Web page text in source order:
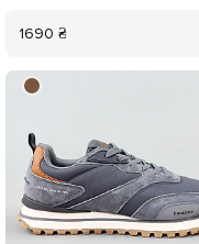
1690 ₴